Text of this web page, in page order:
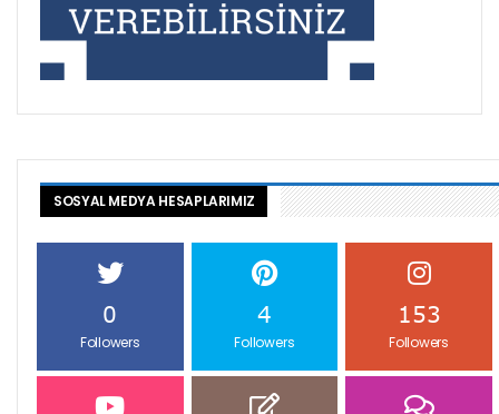
SOSYAL MEDYA HESAPLARIMIZ
0
Followers
4
Followers
153
Followers